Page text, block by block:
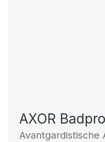
AXOR
Avantgardistische